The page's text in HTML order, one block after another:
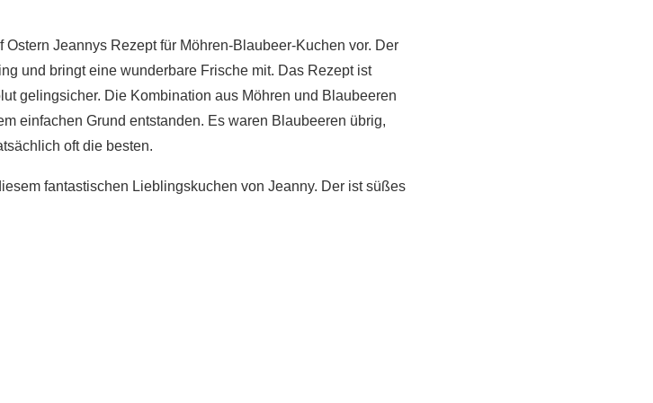
Jeannys Rezept für Möhren-Blaubeer-Kuchen vor. Der
und bringt eine wunderbare Frische mit. Das Rezept ist
gelingsicher. Die Kombination aus Möhren und Blaubeeren
einfachen Grund entstanden. Es waren Blaubeeren übrig,
oft die besten.
fantastischen Lieblingskuchen von Jeanny. Der ist süßes